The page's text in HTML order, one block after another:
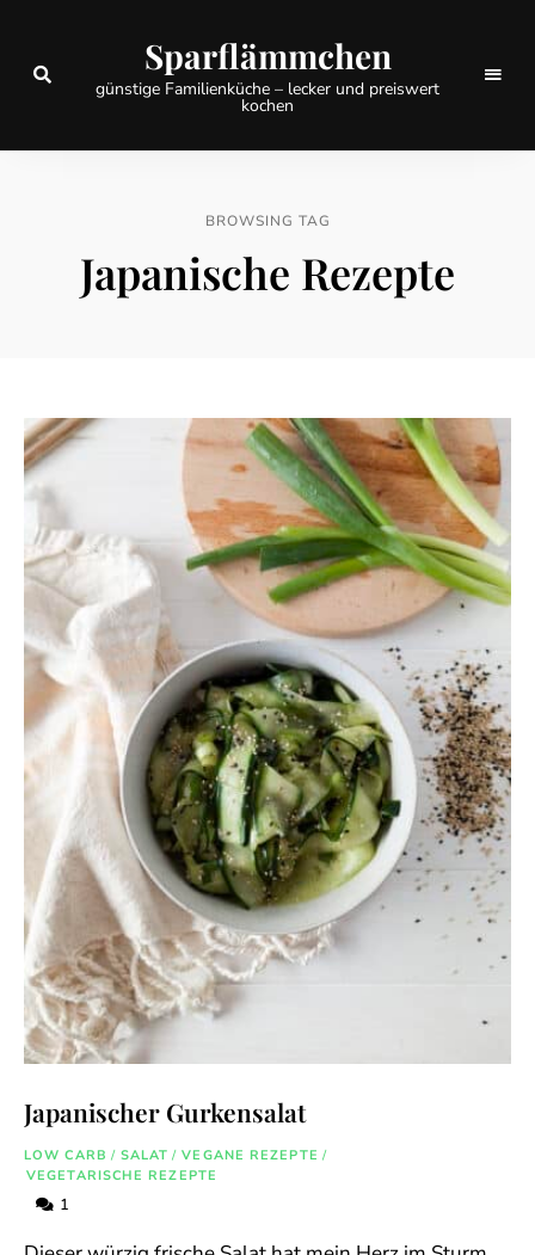
Sparflämmchen
günstige Familienküche – lecker und preiswert
kochen
BROWSING TAG
Japanische Rezepte
Japanischer Gurkensalat
LOW CARB / SALAT / VEGANE REZEPTE /
VEGETARISCHE REZEPTE
1